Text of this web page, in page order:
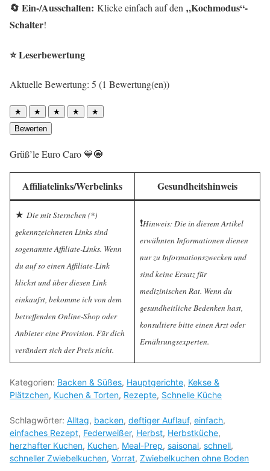
🔄 Ein-/Ausschalten: Klicke einfach auf den „Kochmodus“-
Schalter!
⭐ Leserbewertung
Aktuelle Bewertung: 5 (1 Bewertung(en))
★ ★ ★ ★
★
Bewerten
Grüß’le Euro Caro 💙🧿
Affiliatelinks/Werbelinks Gesundheitshinweis
★ Die mit Sternchen (*)
gekennzeichneten Links sind
sogenannte Affiliate-Links. Wenn
du auf so einen Affiliate-Link
klickst und über diesen Link
einkaufst, bekomme ich von dem
betreffenden Online-Shop oder
Anbieter eine Provision. Für dich
verändert sich der Preis nicht.
❗️Hinweis: Die in diesem Artikel
erwähnten Informationen dienen
nur zu Informationszwecken und
sind keine Ersatz für
medizinischen Rat. Wenn du
gesundheitliche Bedenken hast,
konsultiere bitte einen Arzt oder
Ernährungsexperten.
Kategorien: Backen & Süßes, Hauptgerichte, Kekse &
Plätzchen, Kuchen & Torten, Rezepte, Schnelle Küche
Schlagwörter: Alltag, backen, deftiger Auflauf, einfach,
einfaches Rezept, Federweißer, Herbst, Herbstküche,
herzhafter Kuchen, Kuchen, Meal-Prep, saisonal, schnell,
schneller Zwiebelkuchen, Vorrat, Zwiebelkuchen ohne Boden